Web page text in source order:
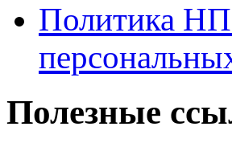
Политика
Полезные